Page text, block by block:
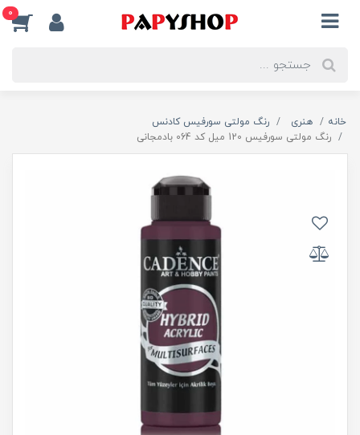
0
خانه هنری
رنگ مولتی سورفیس کادنس
رنگ مولتی سورفیس 120 میل کد 064 بادمجانی